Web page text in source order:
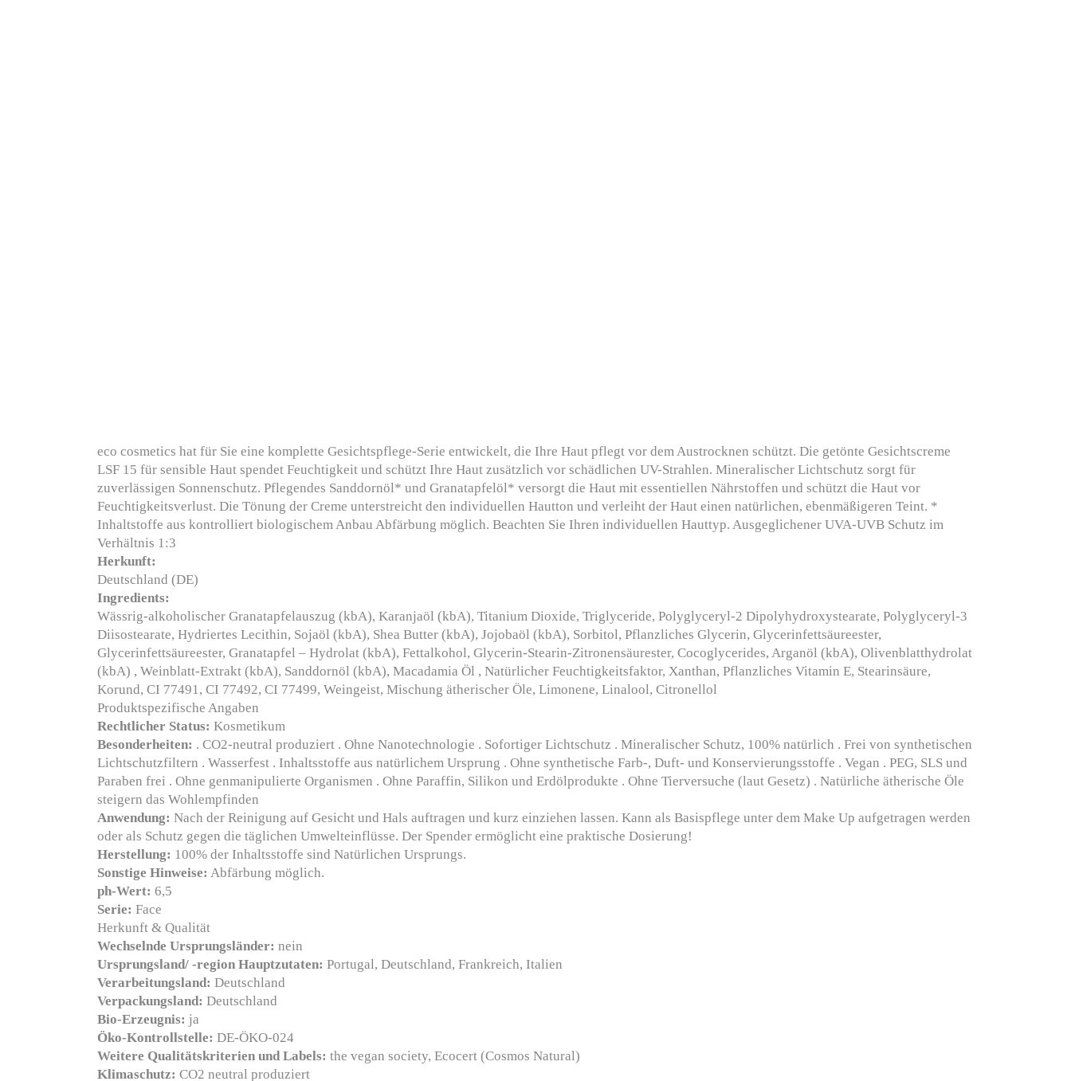
eco cosmetics hat für Sie eine komplette Gesichtspflege-Serie entwickelt, die Ihre Haut pflegt vor dem Austrocknen schützt. Die getönte Gesichtscreme
LSF 15 für sensible Haut spendet Feuchtigkeit und schützt Ihre Haut zusätzlich vor schädlichen UV-Strahlen. Mineralischer Lichtschutz sorgt für
zuverlässigen Sonnenschutz. Pflegendes Sanddornöl* und Granatapfelöl* versorgt die Haut mit essentiellen Nährstoffen und schützt die Haut vor
Feuchtigkeitsverlust. Die Tönung der Creme unterstreicht den individuellen Hautton und verleiht der Haut einen natürlichen, ebenmäßigeren Teint. *
Inhaltstoffe aus kontrolliert biologischem Anbau Abfärbung möglich. Beachten Sie Ihren individuellen Hauttyp. Ausgeglichener UVA-UVB Schutz im
Verhältnis 1:3
Herkunft:
Deutschland (DE)
Ingredients:
Wässrig-alkoholischer Granatapfelauszug (kbA), Karanjaöl (kbA), Titanium Dioxide, Triglyceride, Polyglyceryl-2 Dipolyhydroxystearate, Polyglyceryl-3
Diisostearate, Hydriertes Lecithin, Sojaöl (kbA), Shea Butter (kbA), Jojobaöl (kbA), Sorbitol, Pflanzliches Glycerin, Glycerinfettsäureester,
Glycerinfettsäureester, Granatapfel – Hydrolat (kbA), Fettalkohol, Glycerin-Stearin-Zitronensäurester, Cocoglycerides, Arganöl (kbA), Olivenblatthydrolat
(kbA) , Weinblatt-Extrakt (kbA), Sanddornöl (kbA), Macadamia Öl , Natürlicher Feuchtigkeitsfaktor, Xanthan, Pflanzliches Vitamin E, Stearinsäure,
Korund, CI 77491, CI 77492, CI 77499, Weingeist, Mischung ätherischer Öle, Limonene, Linalool, Citronellol
Produktspezifische Angaben
Rechtlicher Status: Kosmetikum
Besonderheiten: . CO2-neutral produziert . Ohne Nanotechnologie . Sofortiger Lichtschutz . Mineralischer Schutz, 100% natürlich . Frei von synthetischen
Lichtschutzfiltern . Wasserfest . Inhaltsstoffe aus natürlichem Ursprung . Ohne synthetische Farb-, Duft- und Konservierungsstoffe . Vegan . PEG, SLS und
Paraben frei . Ohne genmanipulierte Organismen . Ohne Paraffin, Silikon und Erdölprodukte . Ohne Tierversuche (laut Gesetz) . Natürliche ätherische Öle
steigern das Wohlempfinden
Anwendung: Nach der Reinigung auf Gesicht und Hals auftragen und kurz einziehen lassen. Kann als Basispflege unter dem Make Up aufgetragen werden
oder als Schutz gegen die täglichen Umwelteinflüsse. Der Spender ermöglicht eine praktische Dosierung!
Herstellung: 100% der Inhaltsstoffe sind Natürlichen Ursprungs.
Sonstige Hinweise: Abfärbung möglich.
ph-Wert: 6,5
Serie: Face
Herkunft & Qualität
Wechselnde Ursprungsländer: nein
Ursprungsland/ -region Hauptzutaten: Portugal, Deutschland, Frankreich, Italien
Verarbeitungsland: Deutschland
Verpackungsland: Deutschland
Bio-Erzeugnis: ja
Öko-Kontrollstelle: DE-ÖKO-024
Weitere Qualitätskriterien und Labels: the vegan society, Ecocert (Cosmos Natural)
Klimaschutz: CO2 neutral produziert